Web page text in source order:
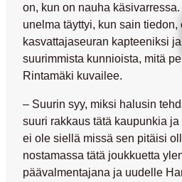
on, kun on nauha
unelma täyttyi, kun sain tiedon,
kasvattajaseuran kapteeniksi
suurimmista kunnioista, mitä
Rintamäki kuvailee.
– Suurin syy, miksi halusin
suuri rakkaus tätä kaupunkia
ei ole siellä missä sen pitäisi
nostamassa tätä joukkuetta
päävalmentajana ja uudelle